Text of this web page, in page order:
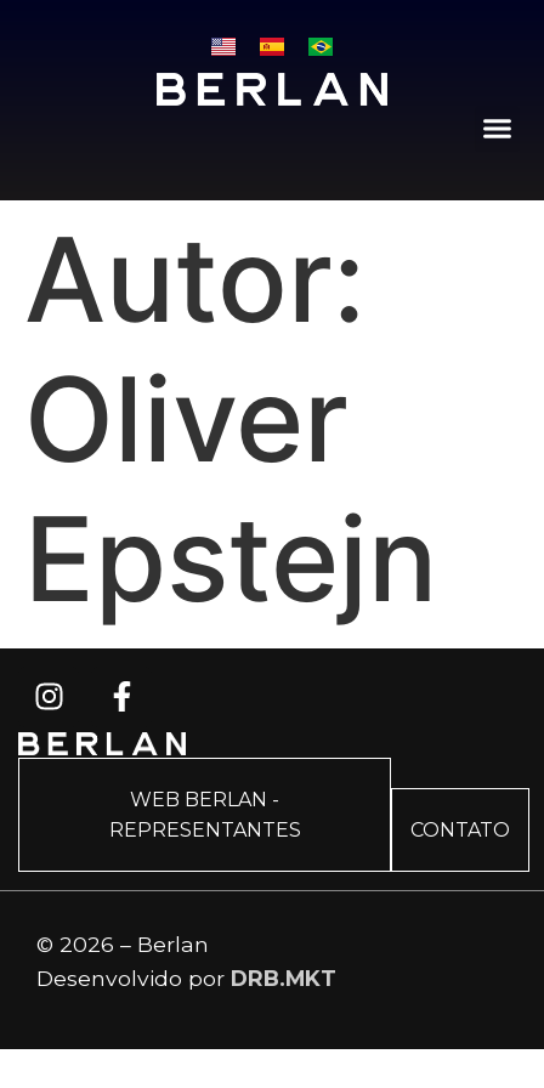
Autor:
Oliver
Epstejn
WEB BERLAN -
REPRESENTANTES
CONTATO
© 2026 – Berlan
Desenvolvido por DRB.MKT